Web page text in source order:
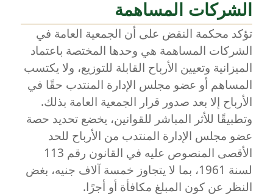
الشركات المساهمة
تؤكد محكمة النقض على أن الجمعية العامة في
الشركات المساهمة هي وحدها المختصة باعتماد
الميزانية وتعيين الأرباح القابلة للتوزيع، ولا يكتسب
المساهم أو عضو مجلس الإدارة المنتدب حقًا في
الأرباح إلا بعد صدور قرار الجمعية العامة بذلك.
وتطبيقًا للأثر المباشر للقوانين، يخضع تحديد حصة
عضو مجلس الإدارة المنتدب من الأرباح للحد
الأقصى المنصوص عليه في القانون رقم 113
لسنة 1961، بما لا يتجاوز خمسة آلاف جنيه، بغض
النظر عن كون المبلغ مكافأة أو أجرًا.